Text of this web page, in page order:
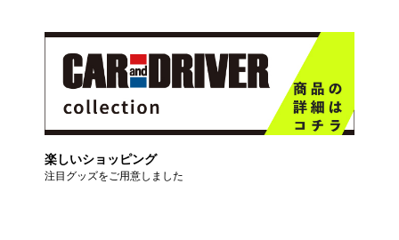
楽しいショッピング
注目グッズをご用意しました